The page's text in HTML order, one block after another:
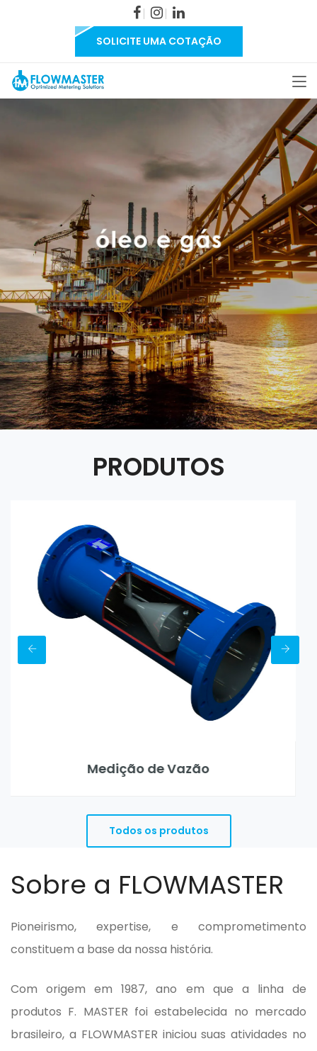
SOLICITE UMA COTAÇÃO
PRODUTOS
Todos os produtos
Sobre a FLOWMASTER
Pioneirismo, expertise, e comprometimento
constituem a base da nossa história.
Com origem em 1987, ano em que a linha de
produtos F. MASTER foi estabelecida no mercado
brasileiro, a FLOWMASTER iniciou suas atividades no